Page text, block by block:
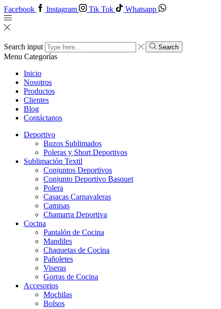
Facebook Instagram Tik Tok Whatsapp
Search input Search
Menu Categorías
Inicio
Nosotros
Productos
Clientes
Blog
Contáctanos
Deportivo
Buzos Sublimados
Poleras y Short Deportivos
Sublimación Textil
Conjuntos Deportivos
Conjunto Deportivo Basquet
Polera
Casacas Carnavaleras
Camisas
Chamarra Deportiva
Cocina
Pantalón de Cocina
Mandiles
Chaquetas de Cocina
Pañoletes
Viseras
Gorras de Cocina
Accesorios
Mochilas
Bolsos